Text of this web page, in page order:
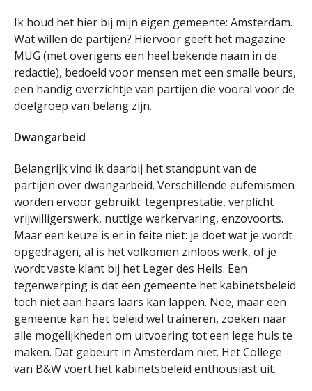
Ik houd het hier bij mijn eigen gemeente: Amsterdam.
Wat willen de partijen? Hiervoor geeft het magazine
MUG (met overigens een heel bekende naam in de
redactie), bedoeld voor mensen met een smalle beurs,
een handig overzichtje van partijen die vooral voor de
doelgroep van belang zijn.
Dwangarbeid
Belangrijk vind ik daarbij het standpunt van de
partijen over dwangarbeid. Verschillende eufemismen
worden ervoor gebruikt: tegenprestatie, verplicht
vrijwilligerswerk, nuttige werkervaring, enzovoorts.
Maar een keuze is er in feite niet: je doet wat je wordt
opgedragen, al is het volkomen zinloos werk, of je
wordt vaste klant bij het Leger des Heils. Een
tegenwerping is dat een gemeente het kabinetsbeleid
toch niet aan haars laars kan lappen. Nee, maar een
gemeente kan het beleid wel traineren, zoeken naar
alle mogelijkheden om uitvoering tot een lege huls te
maken. Dat gebeurt in Amsterdam niet. Het College
van B&W voert het kabinetsbeleid enthousiast uit.